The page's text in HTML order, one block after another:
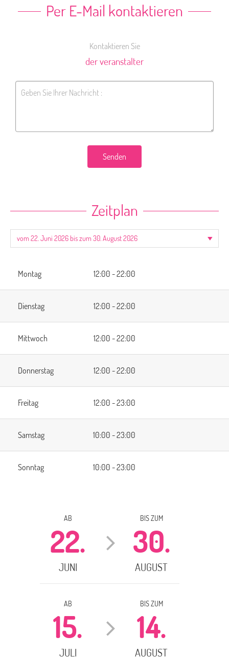
Per E-Mail kontaktieren
Kontaktieren Sie
der veranstalter
Senden
Zeitplan
Montag 12:00 - 22:00
Dienstag 12:00 - 22:00
Mittwoch 12:00 - 22:00
Donnerstag 12:00 - 22:00
Freitag 12:00 - 23:00
Samstag 10:00 - 23:00
Sonntag 10:00 - 23:00
AB
22.
JUNI
BIS ZUM
30.
AUGUST
AB
15.
JULI
BIS ZUM
14.
AUGUST